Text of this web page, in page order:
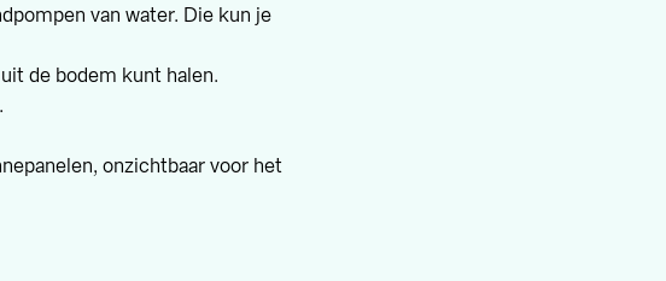
van water. Die kun je
de bodem kunt halen.
onzichtbaar voor het